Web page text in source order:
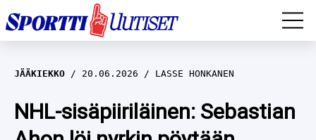
EM-YLEISURHEILU
JÄÄKIEKKO
JÄÄKIEKKO 20.06.2026 LASSE HONKANEN
NHL-sisäpiiriläinen: Sebastian